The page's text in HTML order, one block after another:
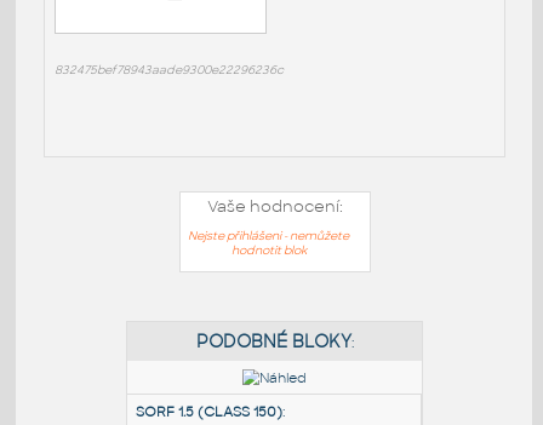
832475bef78943aade9300e22296236c
Vaše hodnocení:
Nejste přihlášeni - nemůžete
hodnotit blok